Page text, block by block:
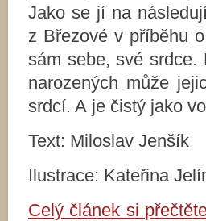
Jako se jí na
z Březové v příběhu
sám sebe, své srdce.
narozených může
srdcí. A je čistý jako
Text: Miloslav Jenšík
Ilustrace: Kateřina
Celý článek si